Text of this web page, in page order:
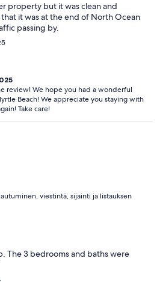
property but it was clean and
it was at the end of North Ocean
passing by.
review! We hope you had a wonderful
Beach! We appreciate you staying with
Take care!
viestintä, sijainti ja listauksen
The 3 bedrooms and baths were